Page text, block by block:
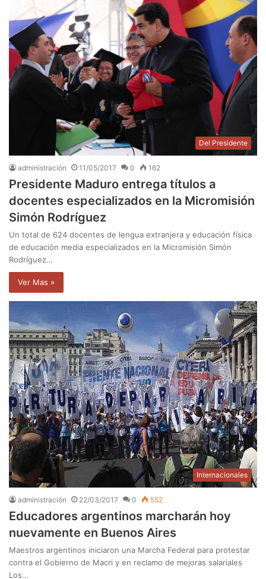
Del Presidente
administración 11/05/2017 0 162
Presidente Maduro entrega títulos a
docentes especializados en la Micromisión
Simón Rodríguez
Un total de 624 docentes de lengua extranjera y educación física
de educación media especializados en la Micromisión Simón
Rodríguez…
Ver Mas »
Internacionales
administración 22/03/2017 0 552
Educadores argentinos marcharán hoy
nuevamente en Buenos Aires
Maestros argentinos iniciaron una Marcha Federal para protestar
contra el Gobierno de Macri y en reclamo de mejoras salariales
Los…